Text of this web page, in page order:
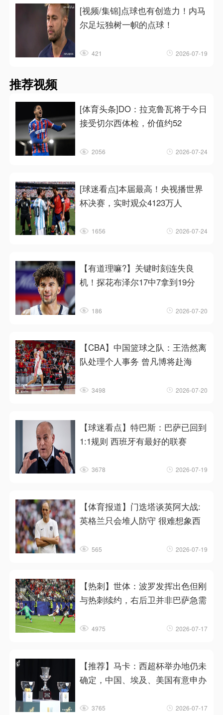
[视频/集锦]点球也有创造力！内马
尔足坛独树一帜的点球！
421 2026-07-19
推荐视频
[体育头条]DO：拉克鲁瓦将于今日
接受切尔西体检，价值约52
2056 2026-07-24
[球迷看点]本届最高！央视播世界
杯决赛，实时观众4123万人
1656 2026-07-24
【有道理嘛?】关键时刻连失良
机！探花布泽尔17中7拿到19分
186 2026-07-20
【CBA】中国篮球之队：王浩然离
队处理个人事务 曾凡博将赴海
3498 2026-07-20
【球迷看点】特巴斯：巴萨已回到
1:1规则 西班牙有最好的联赛
3678 2026-07-19
【体育报道】门迭塔谈英阿大战:
英格兰只会堆人防守 很难想象西
565 2026-07-19
【热刺】世体：波罗发挥出色但刚
与热刺续约，右后卫并非巴萨急需
4975 2026-07-17
【推荐】马卡：西超杯举办地仍未
确定，中国、埃及、美国有意申办
3765 2026-07-17